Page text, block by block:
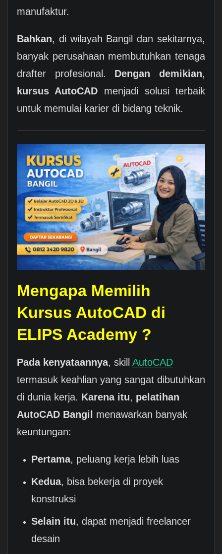
manufaktur.
Bahkan, di wilayah Bangil dan sekitarnya,
banyak perusahaan membutuhkan tenaga
drafter profesional. Dengan demikian,
kursus AutoCAD menjadi solusi terbaik
untuk memulai karier di bidang teknik.
Mengapa Memilih
Kursus AutoCAD di
ELIPS Academy ?
Pada kenyataannya, skill AutoCAD
termasuk keahlian yang sangat dibutuhkan
di dunia kerja. Karena itu, pelatihan
AutoCAD Bangil
menawarkan banyak
keuntungan:
Pertama, peluang kerja lebih luas
Kedua, bisa bekerja di proyek
konstruksi
Selain itu, dapat menjadi freelancer
desain